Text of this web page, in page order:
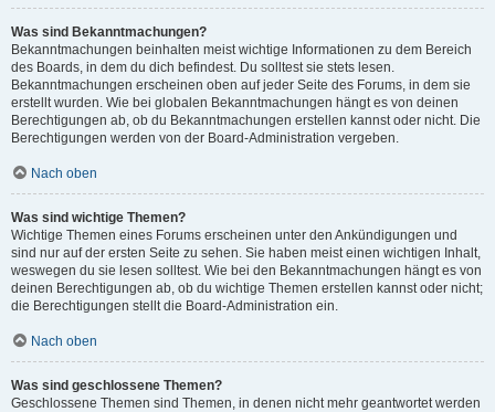
Was sind Bekanntmachungen?
Bekanntmachungen beinhalten meist wichtige Informationen zu dem Bereich
des Boards, in dem du dich befindest. Du solltest sie stets lesen.
Bekanntmachungen erscheinen oben auf jeder Seite des Forums, in dem sie
erstellt wurden. Wie bei globalen Bekanntmachungen hängt es von deinen
Berechtigungen ab, ob du Bekanntmachungen erstellen kannst oder nicht. Die
Berechtigungen werden von der Board-Administration vergeben.
Nach oben
Was sind wichtige Themen?
Wichtige Themen eines Forums erscheinen unter den Ankündigungen und
sind nur auf der ersten Seite zu sehen. Sie haben meist einen wichtigen Inhalt,
weswegen du sie lesen solltest. Wie bei den Bekanntmachungen hängt es von
deinen Berechtigungen ab, ob du wichtige Themen erstellen kannst oder nicht;
die Berechtigungen stellt die Board-Administration ein.
Nach oben
Was sind geschlossene Themen?
Geschlossene Themen sind Themen, in denen nicht mehr geantwortet werden